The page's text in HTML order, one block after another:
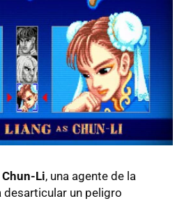
Chun-Li, una agente de la
un peligro